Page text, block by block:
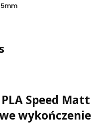
Speed Matt
wykończenie